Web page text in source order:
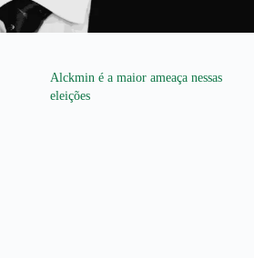
Alckmin é a maior ameaça nessas
eleições